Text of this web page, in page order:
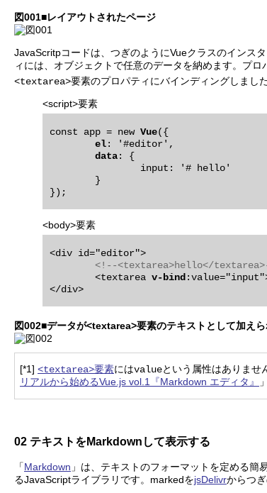
図001■レイアウトされたページ
JavaScritpコードは、つぎのようにVueクラスのインス
ィには、オブジェクトで任意のデータを納めます。プ
<textarea>要素のプロパティにバインディングしまし
<script>要素
const app = new Vue({
el: '#editor',
data: {
<body>要素
<div id="editor">
<!--<textarea>hello</
	<textarea
v-bind
図002■データが<textarea>要素のテキストとして加えら
[*1] <textarea>要素にはvalueという属性はありませ
リアルから始めるVue.js vol.1『Markdown エディタ』
02 テキストをMarkdownして表示する
「Markdown 」は、テキストのフォーマットを定める簡
るJavaScriptライブラリです。markedをjsDelivrからつ